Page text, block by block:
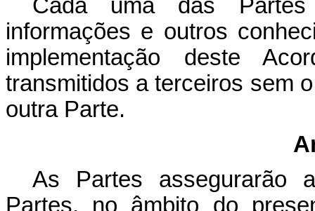
Cada uma das
informações e outros
implementação deste
transmitidos a terceiros sem
outra Parte.
As Partes assegurarão
Partes, no âmbito do